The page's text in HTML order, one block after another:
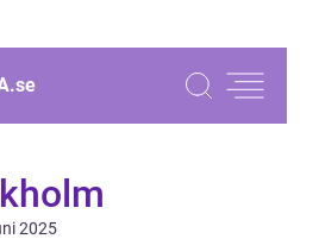
se
2025